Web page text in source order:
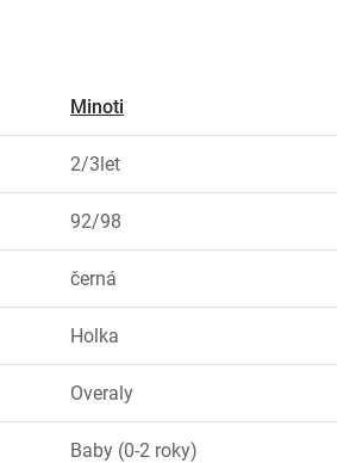
Minoti
2/3let
92/98
černá
Holka
Overaly
Baby (0-2 roky)